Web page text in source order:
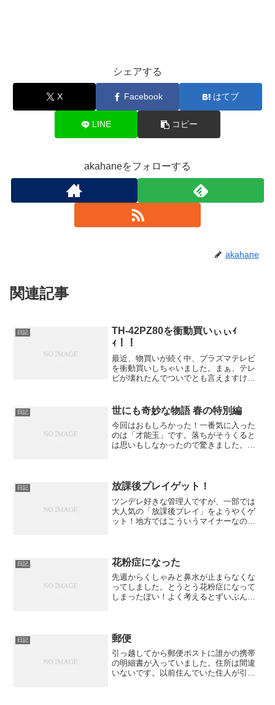
シェアする
X Facebook はてブ
LINE コピー
akahaneをフォローする
akahane
関連記事
日記
TH-42PZ80を衝動買いぃぃｨ
ｨ！！
最近、物買いが続く中、プラズマテレビ
を衝動買いしちゃいました。まぁ、テレ
ビが壊れたんでついでとも言えますけど
ったTH-42PZ80ですが、ちょっとGear of
War...
日記 世にも奇妙な物語 春の特別編
今回はおもしろかった！一番気に入った
のは「才能玉」です。落ちがそうくると
は思いもしなかったので驚きました。最
り、後味が悪かったりと「世...
日記 放課後プレイゲット！
ツンデレ好きな管理人ですが、一部では
大人気の「放課後プレイ」をようやくゲ
ット！地方ではこういうマイナーなのは
日記 花粉症になった
先週からくしゃみと鼻水が止まらなくな
ってしました。とうとう花粉症になって
しまったぽい！よく考えるとずいぶん前
でも不思議なのが屋内にい...
日記 郵便
引っ越してから郵便ポストに誰かの携帯
の明細書が入っていました。住所は間違
いないです。以前住んでいた住人が引っ